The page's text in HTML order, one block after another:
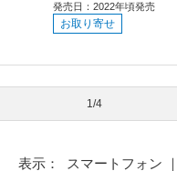
発売日：2022年頃発売
お取り寄せ
1/4
表示： スマートフォン ｜